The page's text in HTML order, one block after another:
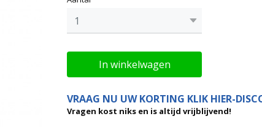
In winkelwagen
VRAAG NU UW KORTING KLIK HIER-
Vragen kost niks en is altijd vrijblijvend!